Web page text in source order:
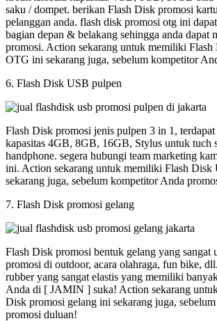
saku / dompet. berikan Flash Disk promosi
pelanggan anda. flash disk promosi otg ini
bagian depan & belakang sehingga anda dapat
promosi. Action sekarang untuk memiliki
OTG ini sekarang juga, sebelum kompetitor
6. Flash Disk USB pulpen
Flash Disk promosi jenis pulpen 3 in 1,
kapasitas 4GB, 8GB, 16GB, Stylus untuk tuch
handphone. segera hubungi team marketing
ini. Action sekarang untuk memiliki Flash Disk
sekarang juga, sebelum kompetitor Anda
7. Flash Disk promosi gelang
Flash Disk promosi bentuk gelang yang sangat
promosi di outdoor, acara olahraga, fun bike,
rubber yang sangat elastis yang memiliki
Anda di [ JAMIN ] suka! Action sekarang
Disk promosi gelang ini sekarang juga,
promosi duluan!